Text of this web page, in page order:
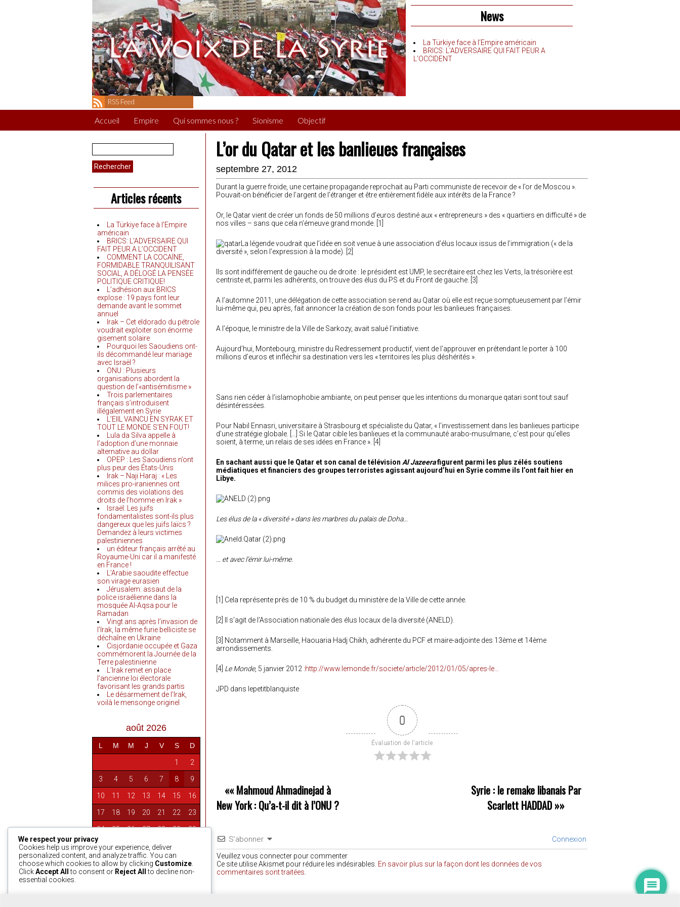
News
La Türkiye face à l’Empire américain
BRICS: L’ADVERSAIRE QUI FAIT PEUR A
L’OCCIDENT
RSS Feed
Accueil Empire Qui sommes nous ? Sionisme Objectif
Rechercher :
Articles récents
La Türkiye face à l’Empire
américain
BRICS: L’ADVERSAIRE QUI
FAIT PEUR A L’OCCIDENT
COMMENT LA COCAÏNE,
FORMIDABLE TRANQUILISANT
SOCIAL, A DÉLOGÉ LA PENSÉE
POLITIQUE CRITIQUE!
L’adhésion aux BRICS
explose : 19 pays font leur
demande avant le sommet
annuel
Irak – Cet eldorado du pétrole
voudrait exploiter son énorme
gisement solaire
Pourquoi les Saoudiens ont-
ils décommandé leur mariage
avec Israël ?
ONU : Plusieurs
organisations abordent la
question de l’«antisémitisme »
Trois parlementaires
français s’introduisent
illégalement en Syrie
L’EIIL VAINCU EN SYRAK ET
TOUT LE MONDE S’EN FOUT!
Lula da Silva appelle à
l’adoption d’une monnaie
alternative au dollar
OPEP : Les Saoudiens n’ont
plus peur des États-Unis
Irak – Naji Haraj : « Les
milices pro-iraniennes ont
commis des violations des
droits de l’homme en Irak »
Israël: Les juifs
fondamentalistes sont-ils plus
dangereux que les juifs laïcs ?
Demandez à leurs victimes
palestiniennes
un éditeur français arrêté au
Royaume-Uni car il a manifesté
en France !
L’Arabie saoudite effectue
son virage eurasien
Jérusalem: assaut de la
police israélienne dans la
mosquée Al-Aqsa pour le
Ramadan
Vingt ans après l’invasion de
l’Irak, la même furie belliciste se
déchaîne en Ukraine
Cisjordanie occupée et Gaza
commémorent la Journée de la
Terre palestinienne
L’Irak remet en place
l’ancienne loi électorale
favorisant les grands partis
Le désarmement de l’Irak,
voilà le mensonge originel
août 2026
L M M J V S D
1 2
3 4 5 6 7 8 9
10 11 12 13 14 15 16
17 18 19 20 21 22 23
24 25 26 27 28 29 30
31
L’or du Qatar et les banlieues françaises
septembre 27, 2012
Durant la guerre froide, une certaine propagande reprochait au Parti communiste de recevoir de « l’or de Moscou ».
Pouvait-on bénéficier de l’argent de l’étranger et être entièrement fidèle aux intérêts de la France ?
Or, le Qatar vient de créer un fonds de 50 millions d’euros destiné aux « entrepreneurs » des « quartiers en difficulté » de
nos villes – sans que cela n’émeuve grand monde. [1]
La légende voudrait que l’idée en soit venue à une association d’élus locaux issus de l’immigration (« de la
diversité », selon l’expression à la mode). [2]
Ils sont indifférement de gauche ou de droite : le président est UMP, le secrétaire est chez les Verts, la trésorière est
centriste et, parmi les adhérents, on trouve des élus du PS et du Front de gauche. [3]
A l’automne 2011, une délégation de cette association se rend au Qatar où elle est reçue somptueusement par l’émir
lui-même qui, peu après, fait annoncer la création de son fonds pour les banlieues françaises.
A l’époque, le ministre de la Ville de Sarkozy, avait salué l’initiative.
Aujourd’hui, Montebourg, ministre du Redressement productif, vient de l’approuver en prétendant le porter à 100
millions d’euros et infléchir sa destination vers les « territoires les plus déshérités ».
Sans rien céder à l’islamophobie ambiante, on peut penser que les intentions du monarque qatari sont tout sauf
désintéressées.
Pour Nabil Ennasri, universitaire à Strasbourg et spécialiste du Qatar, « l’investissement dans les banlieues participe
d’une stratégie globale. […] Si le Qatar cible les banlieues et la communauté arabo-musulmane, c’est pour qu’elles
soient, à terme, un relais de ses idées en France ». [4]
En sachant aussi que le Qatar et son canal de télévision Al Jazeerafigurent parmi les plus zélés soutiens
médiatiques et financiers des groupes terroristes agissant aujourd’hui en Syrie comme ils l’ont fait hier en
Libye.
Les élus de la « diversité » dans les marbres du palais de Doha…
… et avec l’émir lui-même.
[1] Cela représente près de 10 % du budget du ministère de la Ville de cette année.
[2] Il s’agit de l’Association nationale des élus locaux de la diversité (ANELD).
[3] Notamment à Marseille, Haouaria Hadj Chikh, adhérente du PCF et maire-adjointe des 13ème et 14ème
arrondissements.
[4] Le Monde, 5 janvier 2012 :http://www.lemonde.fr/societe/article/2012/01/05/apres-le…
JPD dans lepetitblanquiste
0
Évaluation de l'article
«« Mahmoud Ahmadinejad à
New York : Qu’a-t-il dit à l’ONU ?
Syrie : le remake libanais Par
Scarlett HADDAD »»
S’abonner Connexion
Veuillez vous connecter pour commenter
Ce site utilise Akismet pour réduire les indésirables. En savoir plus sur la façon dont les données de vos
commentaires sont traitées
We respect your privacy
Cookies help us improve your experience, deliver
personalized content, and analyze traffic. You can
choose which cookies to allow by clicking Customize
ClickAccept All to consent or Reject All
to decline non-
essential cookies.